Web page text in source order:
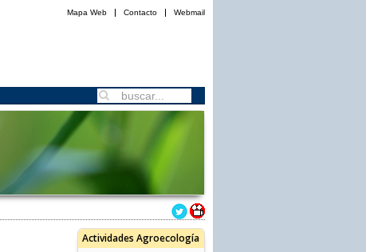
Mapa Web Contacto Webmail
Actividades Agroecología